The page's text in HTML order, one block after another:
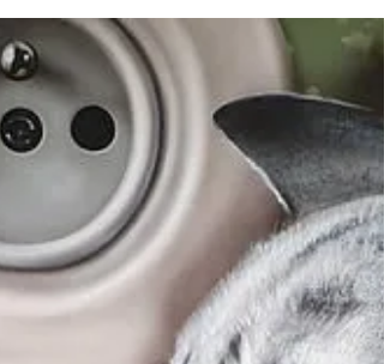
14 במאי 2024
להרגיש כמו נסיכים: המלצה
עצמאי בין גני האצולה של פראג
מטיילים רבים נרשמים לסיור שלי "פראג על
ונשארים עם טעם של עוד מהגנים היפים שראו.
ממש לשם כך, כתבתי על עוד גנים יפים שקל
להגיע...